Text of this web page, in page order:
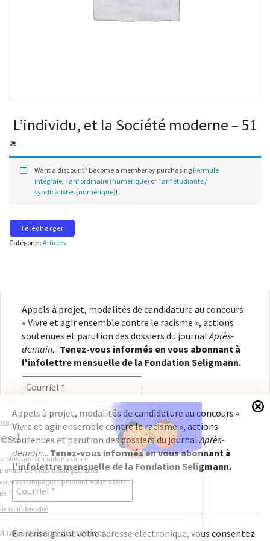
L’individu, et la Société moderne – 51
0€
Want a discount? Become a member by purchasing Formule
intégrale, Tarif ordinaire (numérique) orTarif étudiants /
syndicalistes (numérique)!
Télécharger
Catégorie : Articles
Appels à projet, modalités de candidature au concours
« Vivre et agir ensemble contre le racisme », actions
soutenues et parution des dossiers du journal Après-
demain... Tenez-vous informés en vous abonnant à
l'infolettre mensuelle de la Fondation Seligmann.
En renseignant votre adresse électronique, vous
consentez à recevoir l'infolettre de la Fondation
Seligmann, conformément à notrepolitique de
confidentialité. Il vous sera possible de vous
désabonner à tout moment.
Appels à projet, modalités de candidature au concours «
Vivre et agir ensemble contre le racisme », actions
soutenues et parution des dossiers du journalAprès-
demain... Tenez-vous informés en vous abonnant à
l'infolettre mensuelle de la Fondation Seligmann.
En renseignant votre adresse électronique, vous consentez